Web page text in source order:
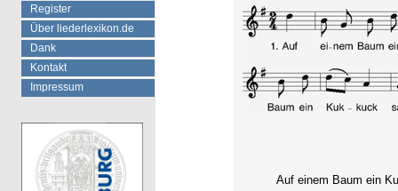
Auf einem Baum ein
Register
Über liederlexikon.de
Dank
Kontakt
Impressum